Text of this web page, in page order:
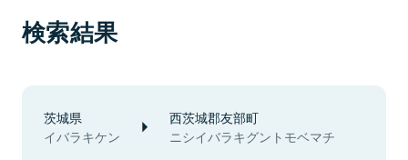
検索結果
茨城県
イバラキケン
西茨城郡友部町
ニシイバラキグントモベマチ